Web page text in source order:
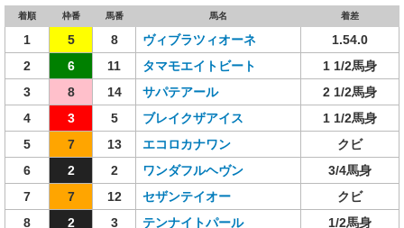
着順 枠番 馬番 馬名 着差
1 5 8 ヴィブラツィオーネ
1.54.0
2
6 11 タマモエイトビート
1 1/2馬身
3
8 14 サパテアール
2 1/2馬身
4
3 5 ブレイクザアイス
1 1/2馬身
5
7 13 エコロカナワン
クビ
6
2 2 ワンダフルヘヴン
3/4馬身
7
7 12 セザンテイオー
クビ
8
2 3 テンナイトパール
1/2馬身